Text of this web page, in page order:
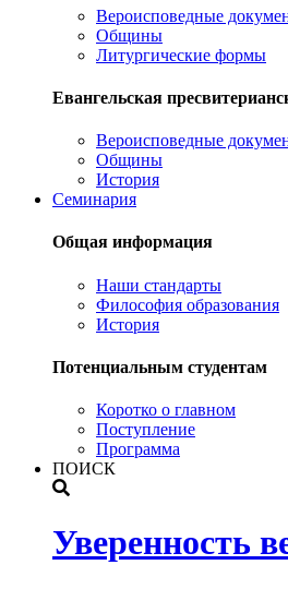
Вероисповедные
Общины
Литургические формы
Евангельская
Вероисповедные
Общины
История
Семинария
Общая информация
Наши стандарты
Философия образования
История
Потенциальным студентам
Коротко о главном
Поступление
Программа
ПОИСК
Уверенность